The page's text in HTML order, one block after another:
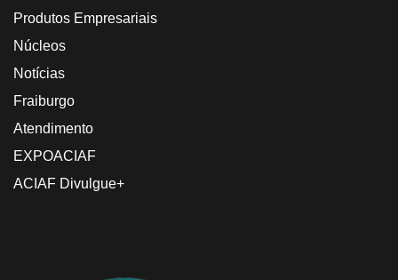
Produtos Empresariais
Núcleos
Notícias
Fraiburgo
Atendimento
EXPOACIAF
ACIAF Divulgue+